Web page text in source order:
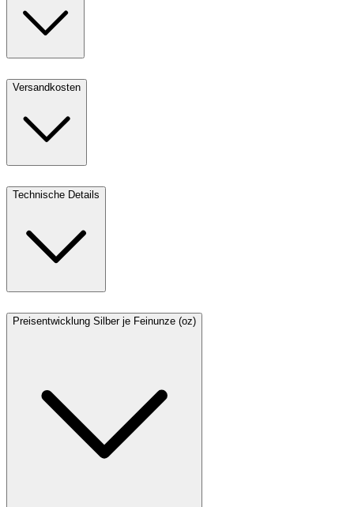
Versandkosten
Technische Details
Preisentwicklung Silber je Feinunze (oz)